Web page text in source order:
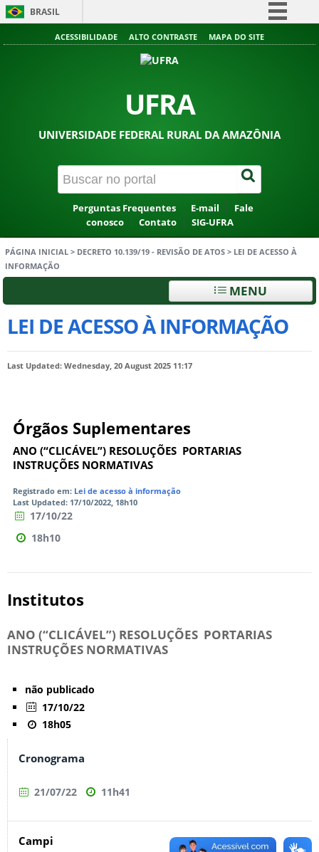
BRASIL
Simplifique!
Acesso à informação
ACESSIBILIDADE ALTO CONTRASTE MAPA DO SITE
UFRA
UNIVERSIDADE FEDERAL RURAL DA AMAZÔNIA
Perguntas Frequentes E-mail
Fale
conosco
Contato SIG-UFRA
PÁGINA INICIAL > DECRETO 10.139/19 - REVISÃO DE ATOS > LEI DE ACESSO À
INFORMAÇÃO
MENU
LEI DE ACESSO À INFORMAÇÃO
Last Updated: Wednesday, 20 August 2025 11:17
Órgãos Suplementares
ANO (“CLICÁVEL”) RESOLUÇÕES PORTARIAS
INSTRUÇÕES NORMATIVAS
Registrado em: Lei de acesso à informação
Last Updated: 17/10/2022, 18h10
17/10/22
18h10
Institutos
ANO (“CLICÁVEL”) RESOLUÇÕES PORTARIAS
INSTRUÇÕES NORMATIVAS
não publicado
17/10/22
18h05
Cronograma
21/07/22 11h41
Campi